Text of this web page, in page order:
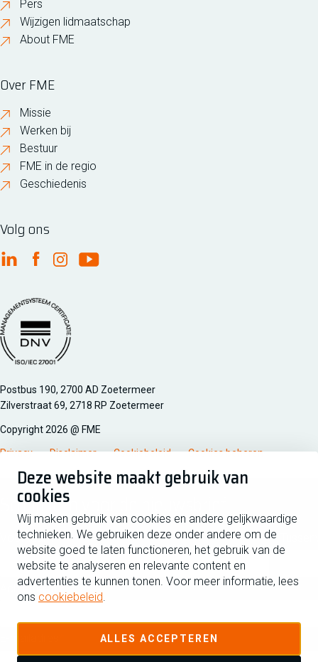
Deze website maakt gebruik van
cookies
Wij maken gebruik van cookies en andere gelijkwaardige
technieken. We gebruiken deze onder andere om de
website goed te laten functioneren, het gebruik van de
website te analyseren en relevante content en
advertenties te kunnen tonen. Voor meer informatie, lees
ons cookiebeleid.
ALLES ACCEPTEREN
Pers
Wijzigen lidmaatschap
About FME
Over FME
Missie
Werken bij
Bestuur
FME in de regio
Geschiedenis
Volg ons
FME Linkedin
FME Facebook
FME Instagram
FME Youtube
Managementsyteem certificatie DNV iso/iec 27001
Postbus 190, 2700 AD Zoetermeer
Zilverstraat 69, 2718 RP Zoetermeer
Copyright 2026 @ FME
Privacy Disclaimer Cookiebeleid Cookies beheren
Schrijf je in voor de nieuwsbrief
Voornaam
Achternaam